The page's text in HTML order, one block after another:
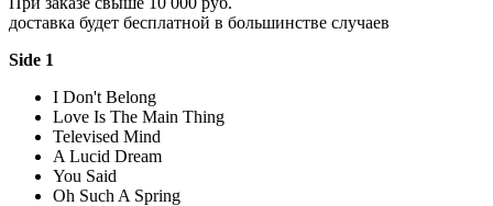
доставка будет бесплатной в большинстве случаев
Side 1
I Don't Belong
Love Is The Main Thing
Televised Mind
A Lucid Dream
You Said
Oh Such A Spring